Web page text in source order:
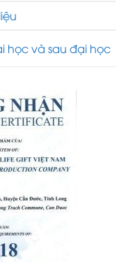
học và sau đại học